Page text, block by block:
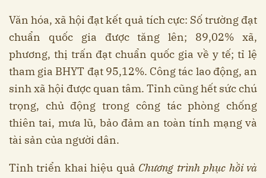
Văn hóa, xã hội đạt kết quả tích cực: Số trường đạt
chuẩn quốc gia được tăng lên; 89,02% xã,
phương, thị trấn đạt chuẩn quốc gia về y tế; tỉ lệ
tham gia BHYT đạt 95,12%. Công tác lao động, an
sinh xã hội được quan tâm. Tỉnh cũng hết sức chú
trọng, chủ động trong công tác phòng chống
thiên tai, mưa lũ, bảo đảm an toàn tính mạng và
tài sản của người dân.
Tỉnh triển khai hiệu quả Chương trình phục hồi và